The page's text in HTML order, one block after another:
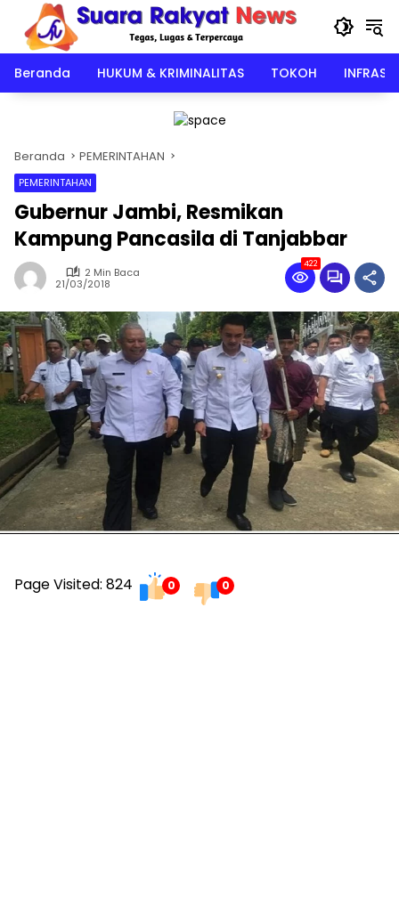
Langsung
konten
Beranda
HUKUM & KRIMINALITAS TOKOH
Beranda PEMERINTAHAN
PEMERINTAHAN
Gubernur Jambi, Resmikan
Kampung Pancasila di Tanjabbar
2 Min Baca
21/03/2018
422
Page Visited: 824 0 0